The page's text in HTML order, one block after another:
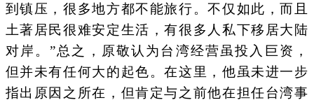
到镇压，很多地方都不能旅行。不仅如此，而且
土著居民很难安定生活，有很多人私下移居大陆
对岸。”总之，原敬认为台湾经营虽投入巨资，
但并未有任何大的起色。在这里，他虽未进一步
指出原因之所在，但肯定与之前他在担任台湾事